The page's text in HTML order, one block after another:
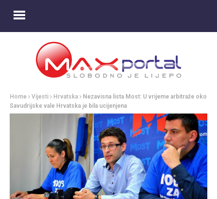
Home Vijesti Hrvatska
Nezavisna lista Most: U vrijeme arbitraže oko
Savudrijske vale Hrvatska je bila ucijenjena